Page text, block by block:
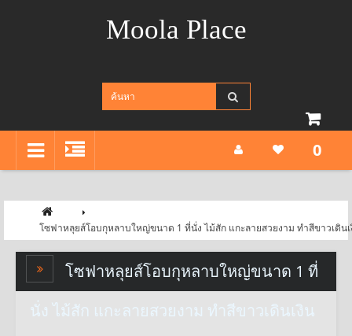
Moola Place
0
โซฟาหลุยส์โอบกุหลาบใหญ่ขนาด 1 ที่นั่ง ไม้สัก แกะลายสวยงาม ทำสีขาวเดิน
โซฟาหลุยส์โอบกุหลาบใหญ่ขนาด 1 ที่
นั่ง ไม้สัก แกะลายสวยงาม ทำสีขาวเดินเงิน